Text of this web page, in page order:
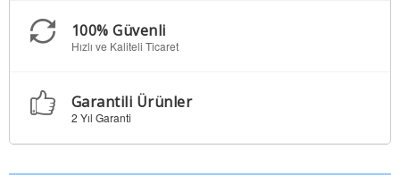
100% Güvenli
Hızlı ve Kaliteli Ticaret
Garantili Ürünler
2 Yıl Garanti